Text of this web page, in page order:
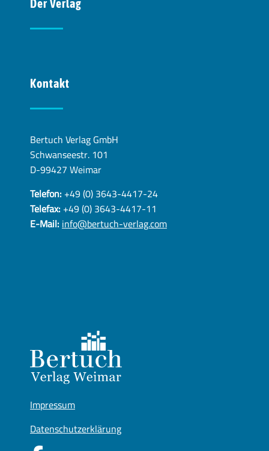
Der Verlag
Kontakt
Bertuch Verlag GmbH
Schwanseestr. 101
D-99427 Weimar
Telefon:+49 (0) 3643-4417-24
Telefax:+49 (0) 3643-4417-11
E-Mail:info@bertuch-verlag.com
Impressum
Datenschutzerklärung